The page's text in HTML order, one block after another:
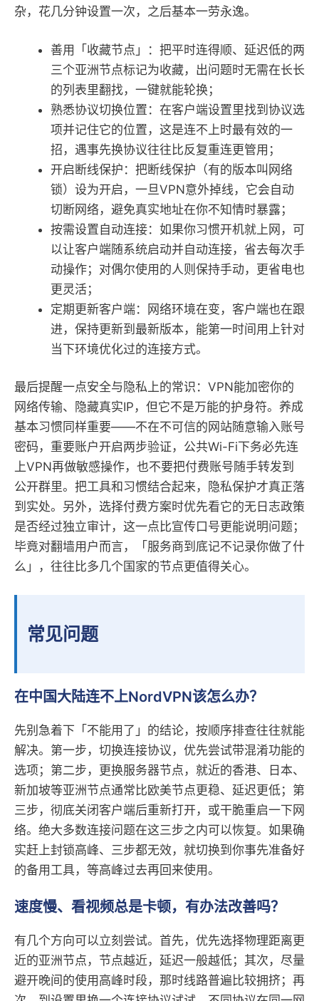
杂，花几分钟设置一次，之后基本一劳永逸。
善用「收藏节点」：把平时连得顺、延迟低的两
三个亚洲节点标记为收藏，出问题时无需在长长
的列表里翻找，一键就能轮换；
熟悉协议切换位置：在客户端设置里找到协议选
项并记住它的位置，这是连不上时最有效的一
招，遇事先换协议往往比反复重连更管用；
开启断线保护：把断线保护（有的版本叫网络
锁）设为开启，一旦VPN意外掉线，它会自动
切断网络，避免真实地址在你不知情时暴露；
按需设置自动连接：如果你习惯开机就上网，可
以让客户端随系统启动并自动连接，省去每次手
动操作；对偶尔使用的人则保持手动，更省电也
更灵活；
定期更新客户端：网络环境在变，客户端也在跟
进，保持更新到最新版本，能第一时间用上针对
当下环境优化过的连接方式。
最后提醒一点安全与隐私上的常识：VPN能加密你的
网络传输、隐藏真实IP，但它不是万能的护身符。养成
基本习惯同样重要——不在不可信的网站随意输入账号
密码，重要账户开启两步验证，公共Wi-Fi下务必先连
上VPN再做敏感操作，也不要把付费账号随手转发到
公开群里。把工具和习惯结合起来，隐私保护才真正落
到实处。另外，选择付费方案时优先看它的无日志政策
是否经过独立审计，这一点比宣传口号更能说明问题；
毕竟对翻墙用户而言，「服务商到底记不记录你做了什
么」，往往比多几个国家的节点更值得关心。
常见问题
在中国大陆连不上NordVPN该怎么办？
先别急着下「不能用了」的结论，按顺序排查往往就能
解决。第一步，切换连接协议，优先尝试带混淆功能的
选项；第二步，更换服务器节点，就近的香港、日本、
新加坡等亚洲节点通常比欧美节点更稳、延迟更低；第
三步，彻底关闭客户端后重新打开，或干脆重启一下网
络。绝大多数连接问题在这三步之内可以恢复。如果确
实赶上封锁高峰、三步都无效，就切换到你事先准备好
的备用工具，等高峰过去再回来使用。
速度慢、看视频总是卡顿，有办法改善吗？
有几个方向可以立刻尝试。首先，优先选择物理距离更
近的亚洲节点，节点越近，延迟一般越低；其次，尽量
避开晚间的使用高峰时段，那时线路普遍比较拥挤；再